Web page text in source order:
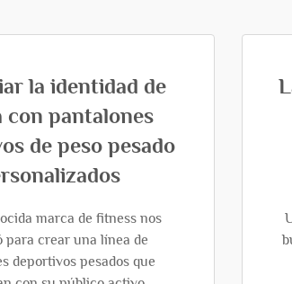
la identidad de
con pantalones
de peso pesado
marca de fitness nos
para crear una línea de
deportivos pesados que